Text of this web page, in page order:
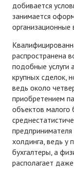
добивается
занимается
организационные
распространена
подобные услуги
крупных сделок,
ведь около
приобретением
объектов малого
холдинга, ведь у
бухгалтеры, а
располагает